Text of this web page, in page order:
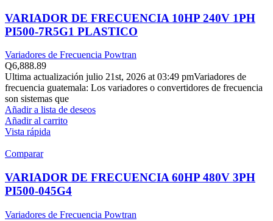
VARIADOR DE FRECUENCIA 10HP 240V 1PH
PI500-7R5G1 PLASTICO
Variadores de Frecuencia Powtran
Q6,888.89
Ultima actualización julio 21st, 2026 at 03:49 pmVariadores de
frecuencia guatemala: Los variadores o convertidores de frecuencia
son sistemas que
Añadir a lista de deseos
Añadir al carrito
Vista rápida
Comparar
VARIADOR DE FRECUENCIA 60HP 480V 3PH
PI500-045G4
Variadores de Frecuencia Powtran